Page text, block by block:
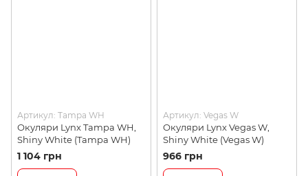
Артикул: Tampa WH
Окуляри Lynx Tampa WH,
Shiny White (Tampa WH)
1 104 грн
Артикул: Vegas W
Окуляри Lynx Vegas W,
Shiny White (Vegas W)
966 грн